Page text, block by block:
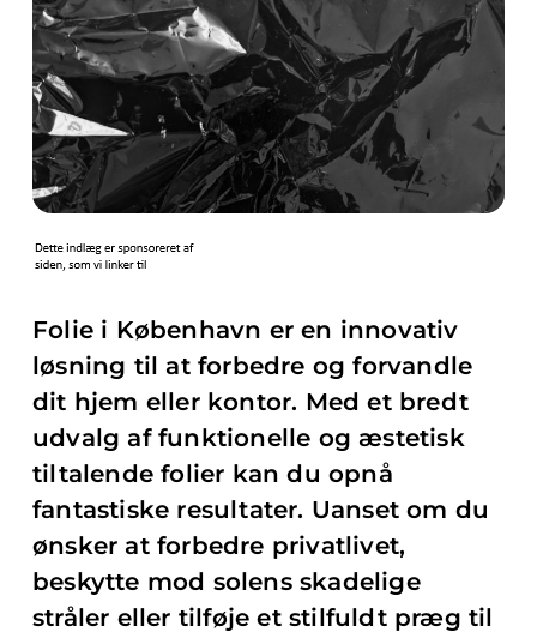
Folie i København er en innovativ
løsning til at forbedre og forvandle
dit hjem eller kontor. Med et bredt
udvalg af funktionelle og æstetisk
tiltalende folier kan du opnå
fantastiske resultater. Uanset om du
ønsker at forbedre privatlivet,
beskytte mod solens skadelige
stråler eller tilføje et stilfuldt præg til